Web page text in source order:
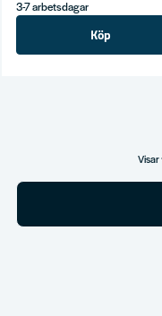
3-7 arbetsdagar
Köp